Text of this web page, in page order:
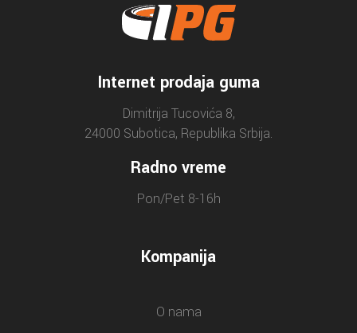
Internet prodaja guma
Dimitrija Tucovića 8,
24000 Subotica, Republika Srbija.
Radno vreme
Pon/Pet 8-16h
Kompanija
O nama